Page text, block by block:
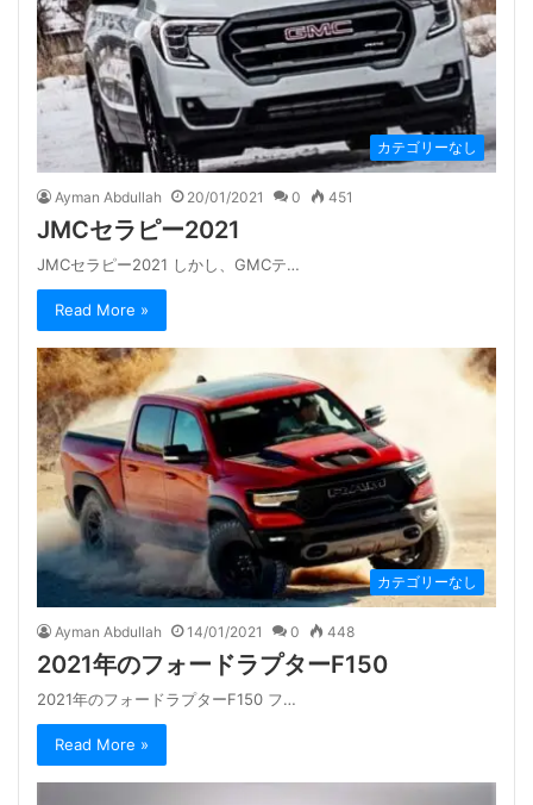
カテゴリーなし
Ayman Abdullah 20/01/2021 0 451
JMCセラピー2021
JMCセラピー2021 しかし、GMCテ…
Read More »
カテゴリーなし
Ayman Abdullah 14/01/2021 0 448
2021年のフォードラプターF150
2021年のフォードラプターF150 フ…
Read More »